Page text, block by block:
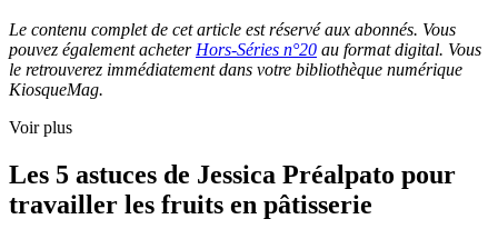
Le contenu complet de cet article est réservé aux abonnés. Vous
pouvez également acheter Hors-Séries n°20 au format digital. Vous
le retrouverez immédiatement dans votre bibliothèque numérique
KiosqueMag.
Voir plus
Les 5 astuces de Jessica Préalpato pour
travailler les fruits en pâtisserie